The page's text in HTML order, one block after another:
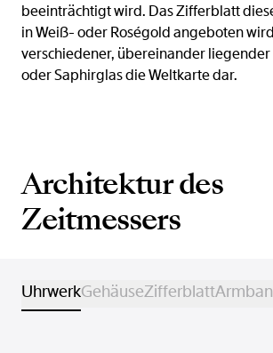
beeinträchtigt wird. Das Zifferblatt
in Weiß- oder Roségold angeboten
verschiedener, übereinander liegender
oder Saphirglas die Weltkarte dar.
Architektur des
Zeitmessers
UhrwerkGehäuseZifferblatt